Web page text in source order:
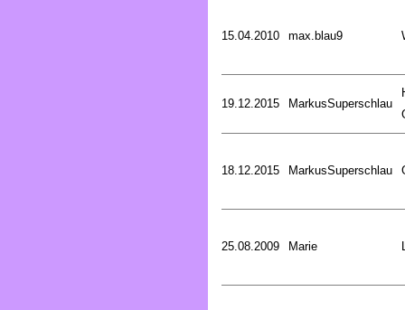
15.04.2010 max.blau9
19.12.2015 MarkusSuperschlau
18.12.2015 MarkusSuperschlau
25.08.2009 Marie